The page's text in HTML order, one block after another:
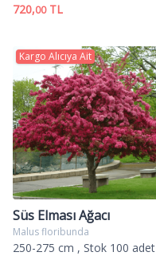
720,00TL
Kargo Alıcıya Ait
Süs Elması Ağacı
Malus floribunda
250-275 cm , Stok 100 adet